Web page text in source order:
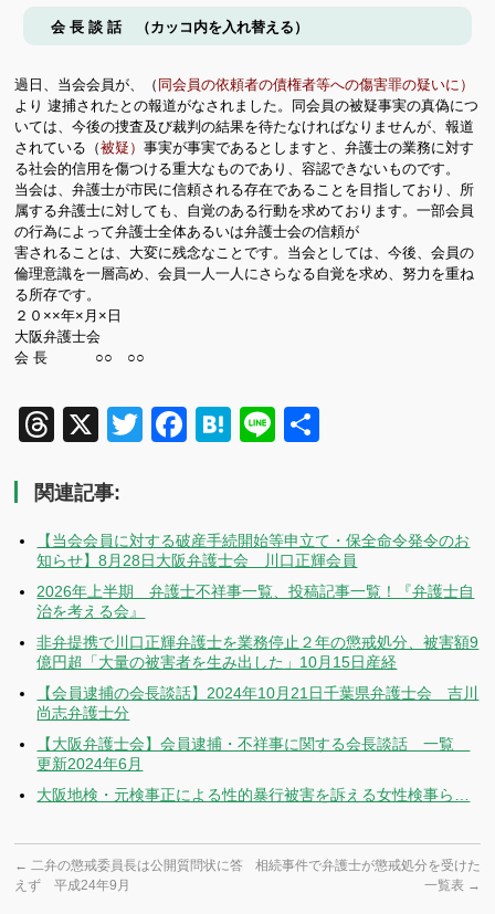
会 長 談 話 （カッコ内を入れ替える）
過日、当会会員が、（ 同会員の依頼者の債権者等への傷害罪の疑いに）
より逮捕されたとの報道がなされました。同会員の被疑事実の真偽につ
いては、今後の捜査及び裁判の結果を待たなければなりませんが、報道
されている（被疑）事実が事実であるとしますと、弁護士の業務に対す
る社会的信用を傷つける重大なものであり、容認できないものです。
当会は、弁護士が市民に信頼される存在であることを目指しており、 所
属する弁護士に対しても、自覚のある行動を求めております。一部会員
の行為によって弁護士全体あるいは弁護士会の信頼が
害されることは、大変に残念なことです。当会としては、今後、会員の
倫理意識を一層高め、会員一人一人にさらなる自覚を求め、努力を重ね
る所存です。
２０××年×月×日
大阪弁護士会
会 長 ○○ ○○
Threads
X TwitterFacebook
Hatena
Line
関連記事:
【当会会員に対する破産手続開始等申立て・保全命令発令のお
知らせ】8月28日大阪弁護士会 川口正輝会員
2026年上半期 弁護士不祥事一覧、投稿記事一覧！『弁護士自
治を考える会』
非弁提携で川口正輝弁護士を業務停止２年の懲戒処分、被害額9
億円超「大量の被害者を生み出した」10月15日産経
【会員逮捕の会長談話】2024年10月21日千葉県弁護士会 吉川
尚志弁護士分
【大阪弁護士会】会員逮捕・不祥事に関する会長談話 一覧
更新2024年6月
大阪地検・元検事正による性的暴行被害を訴える女性検事ら…
← 二弁の懲戒委員長は公開質問状に答
えず 平成24年9月
相続事件で弁護士が懲戒処分を受けた
一覧表 →